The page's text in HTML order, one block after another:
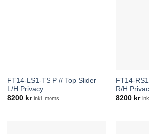
FT14-LS1-TS P // Top Slider
L/H Privacy
8200 kr inkl. moms
FT14-
R/H
8200 kr